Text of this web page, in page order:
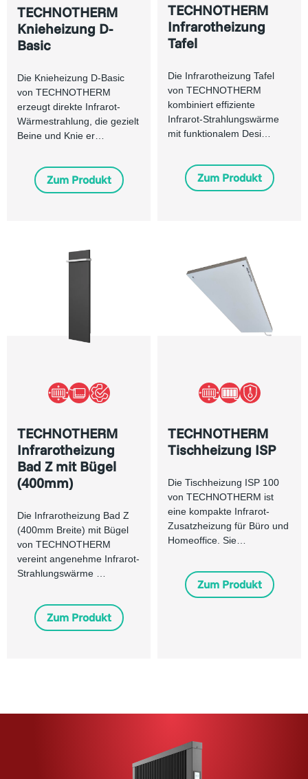
TECHNOTHERM
Knieheizung D-
Basic
Die Knieheizung D-Basic
von TECHNOTHERM
erzeugt direkte Infrarot-
Wärmestrahlung, die gezielt
Beine und Knie er…
Zum Produkt
TECHNOTHERM
Infrarotheizung
Tafel
Die Infrarotheizung Tafel
von TECHNOTHERM
kombiniert effiziente
Infrarot-Strahlungswärme
mit funktionalem Desi…
Zum Produkt
TECHNOTHERM
Infrarotheizung
Bad Z mit Bügel
(400mm)
Die Infrarotheizung Bad Z
(400mm Breite) mit Bügel
von TECHNOTHERM
vereint angenehme Infrarot-
Strahlungswärme …
Zum Produkt
TECHNOTHERM
Tischheizung ISP
Die Tischheizung ISP 100
von TECHNOTHERM ist
eine kompakte Infrarot-
Zusatzheizung für Büro und
Homeoffice. Sie…
Zum Produkt